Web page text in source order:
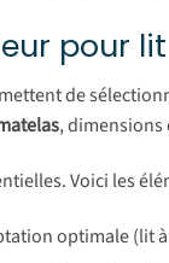
pour
de
, dimensions
Voici les
optimale (lit